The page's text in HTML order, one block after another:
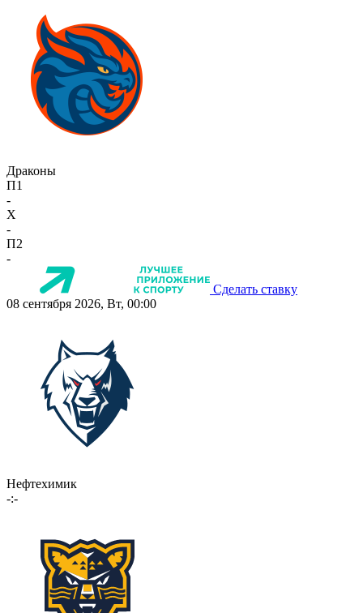
Драконы
П1
-
X
-
П2
-
Сделать ставку
08 сентября 2026, Вт, 00:00
Нефтехимик
-:-